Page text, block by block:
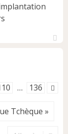
… 136
Tchèque »